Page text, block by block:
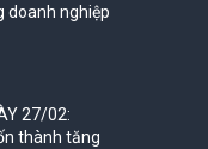
doanh nghiệp
27/02:
thành tăng